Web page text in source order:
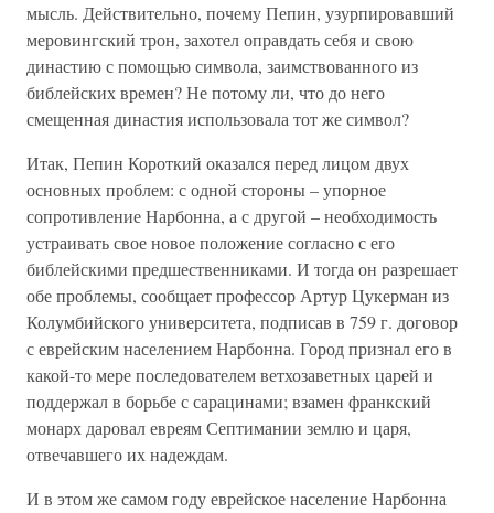
мысль. Действительно, почему Пепин, узурпировавший
меровингский трон, захотел оправдать себя и свою
династию с помощью символа, заимствованного из
библейских времен? Не потому ли, что до него
смещенная династия использовала тот же символ?
Итак, Пепин Короткий оказался перед лицом двух
основных проблем: с одной стороны – упорное
сопротивление Нарбонна, а с другой – необходимость
устраивать свое новое положение согласно с его
библейскими предшественниками. И тогда он разрешает
обе проблемы, сообщает профессор Артур Цукерман из
Колумбийского университета, подписав в 759 г. договор
с еврейским населением Нарбонна. Город признал его в
какой-то мере последователем ветхозаветных царей и
поддержал в борьбе с сарацинами; взамен франкский
монарх даровал евреям Септимании землю и царя,
отвечавшего их надеждам.
И в этом же самом году еврейское население Нарбонна